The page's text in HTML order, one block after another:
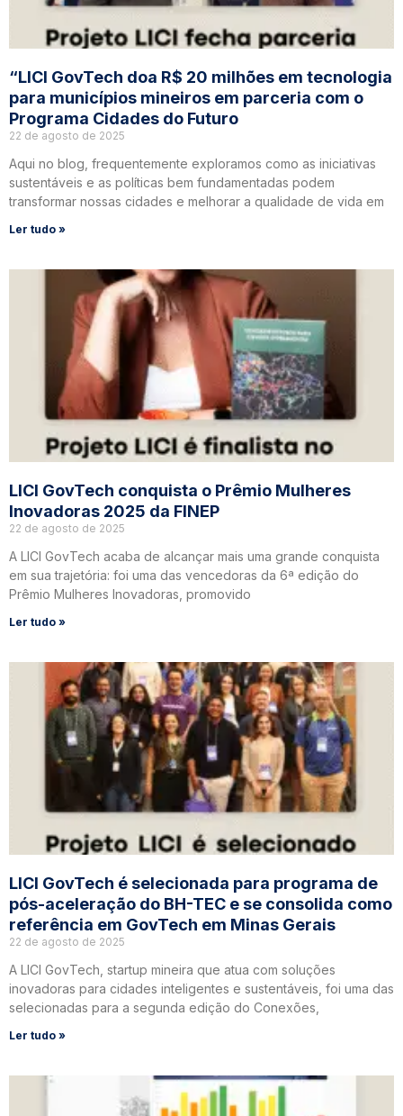
“LICI GovTech doa R$ 20 milhões em tecnologia
para municípios mineiros em parceria com o
Programa Cidades do Futuro
22 de agosto de 2025
Aqui no blog, frequentemente exploramos como as iniciativas
sustentáveis e as políticas bem fundamentadas podem
transformar nossas cidades e melhorar a qualidade de vida em
Ler tudo »
LICI GovTech conquista o Prêmio Mulheres
Inovadoras 2025 da FINEP
22 de agosto de 2025
A LICI GovTech acaba de alcançar mais uma grande conquista
em sua trajetória: foi uma das vencedoras da 6ª edição do
Prêmio Mulheres Inovadoras, promovido
Ler tudo »
LICI GovTech é selecionada para programa de
pós-aceleração do BH-TEC e se consolida como
referência em GovTech em Minas Gerais
22 de agosto de 2025
A LICI GovTech, startup mineira que atua com soluções
inovadoras para cidades inteligentes e sustentáveis, foi uma das
selecionadas para a segunda edição do Conexões,
Ler tudo »